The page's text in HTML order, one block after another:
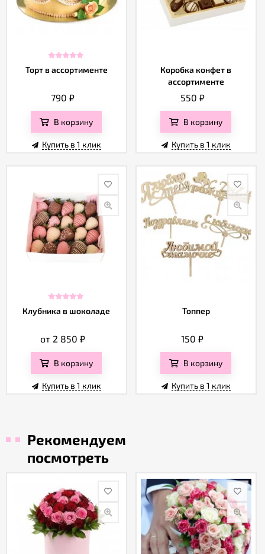
Торт в ассортименте
790₽
В корзину
Купить в 1 клик
Коробка конфет в
ассортименте
550 ₽
В корзину
Купить в 1 клик
Клубника в шоколаде
от 2 850₽
В корзину
Купить в 1 клик
Топпер
150₽
В корзину
Купить в 1 клик
Рекомендуем
посмотреть